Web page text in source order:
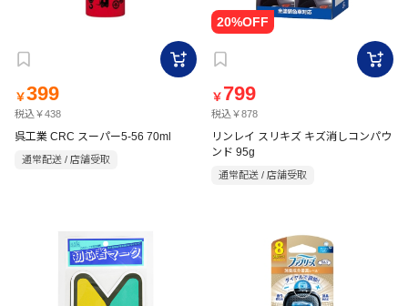
￥399
税込￥438
呉工業 CRC スーパー5-56 70ml
通常配送 / 店舗受取
￥ 799
税込￥878
リンレイ スリキズ キズ消しコンパウ
ンド 95g
通常配送 / 店舗受取